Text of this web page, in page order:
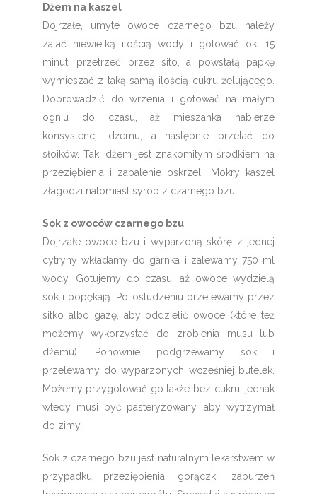
Dżem na kaszel
Dojrzałe, umyte owoce czarnego bzu należy
zalać niewielką ilością wody i gotować ok. 15
minut, przetrzeć przez sito, a powstałą papkę
wymieszać z taką samą ilością cukru żelującego.
Doprowadzić do wrzenia i gotować na małym
ogniu do czasu, aż mieszanka nabierze
konsystencji dżemu, a następnie przelać do
słoików. Taki dżem jest znakomitym środkiem na
przeziębienia i zapalenie oskrzeli. Mokry kaszel
złagodzi natomiast syrop z czarnego bzu.
Sok z owoców czarnego bzu
Dojrzałe owoce bzu i wyparzoną skórę z jednej
cytryny wkładamy do garnka i zalewamy 750 ml
wody. Gotujemy do czasu, aż owoce wydzielą
sok i popękają. Po ostudzeniu przelewamy przez
sitko albo gazę, aby oddzielić owoce (które też
możemy wykorzystać do zrobienia musu lub
dżemu). Ponownie podgrzewamy sok i
przelewamy do wyparzonych wcześniej butelek.
Możemy przygotować go także bez cukru, jednak
wtedy musi być pasteryzowany, aby wytrzymał
do zimy.
Sok z czarnego bzu jest naturalnym lekarstwem w
przypadku przeziębienia, gorączki, zaburzeń